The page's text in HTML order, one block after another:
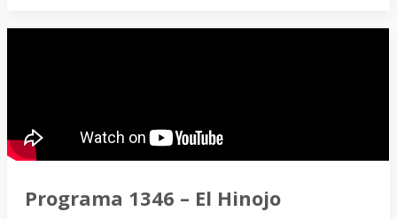
Programa 1346 – El Hinojo
Hinojo